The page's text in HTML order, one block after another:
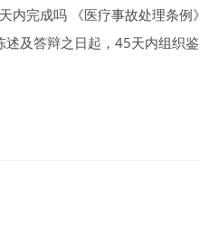
完成吗 《医疗事故处理条例》
及答辩之日起，45天内组织鉴